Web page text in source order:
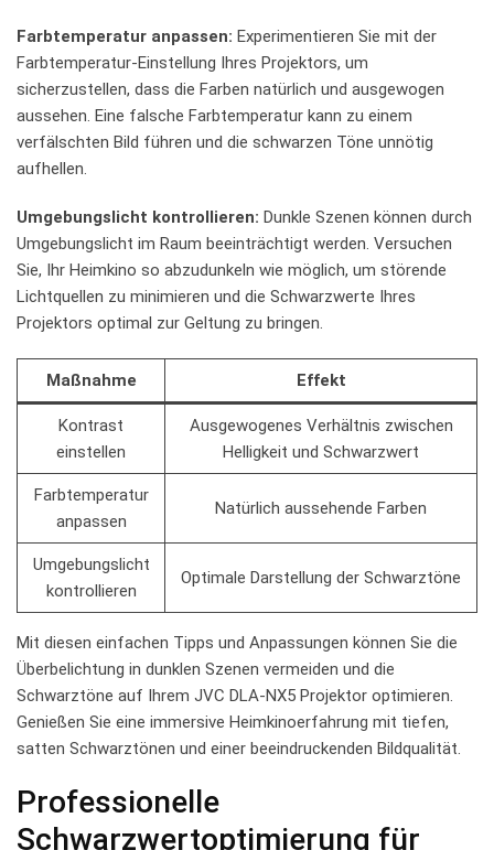
Farbtemperatur anpassen: Experimentieren Sie mit der
Farbtemperatur-Einstellung Ihres Projektors, um
sicherzustellen,‌ dass die Farben⁢ natürlich und ausgewogen
aussehen. Eine falsche Farbtemperatur kann zu einem
⁣verfälschten ⁤Bild führen und die schwarzen Töne unnötig
aufhellen.
Umgebungslicht kontrollieren: ⁢Dunkle Szenen können durch
⁣Umgebungslicht im Raum beeinträchtigt werden.⁣ Versuchen​
Sie, Ihr‌ Heimkino so abzudunkeln wie möglich, um störende
Lichtquellen zu minimieren‌ und die Schwarzwerte Ihres
Projektors optimal zur‌ Geltung‍ zu⁢ bringen.
Maßnahme Effekt
Kontrast
⁣einstellen
Ausgewogenes Verhältnis zwischen
⁢Helligkeit und Schwarzwert
Farbtemperatur
anpassen
Natürlich aussehende Farben
Umgebungslicht
kontrollieren
Optimale Darstellung​ der‌ Schwarztöne
Mit diesen einfachen Tipps und Anpassungen können Sie die
‍Überbelichtung in dunklen Szenen vermeiden und die
‌Schwarztöne auf Ihrem JVC DLA-NX5 ‌Projektor optimieren.
Genießen Sie eine immersive Heimkinoerfahrung ⁤mit⁢ tiefen,
satten ‍Schwarztönen und ‍einer beeindruckenden​ Bildqualität.
Professionelle
Schwarzwertoptimierung für